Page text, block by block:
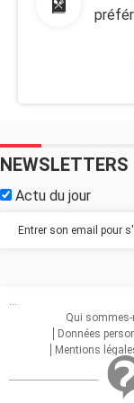
NEWSLETTERS
Actu du jour
...
Qui sommes-
Données
Mentions